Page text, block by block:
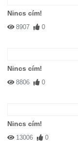
Nincs cím!
8907 0
Nincs cím!
8806 0
Nincs cím!
13006 0